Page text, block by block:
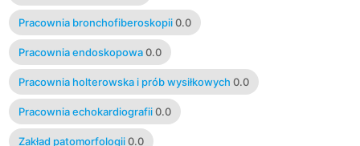
Pracownia bronchofiberoskopii 0.0
Pracownia endoskopowa 0.0
Pracownia holterowska i prób wysiłkowych 0.0
Pracownia echokardiografii 0.0
Zakład patomorfologii 0.0